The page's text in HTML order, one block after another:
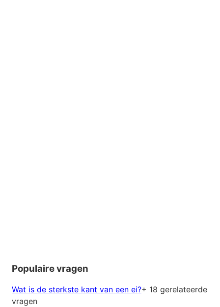
Populaire vragen
Wat is de sterkste kant van een ei?+ 18 gerelateerde
vragen